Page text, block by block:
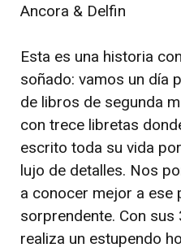
Ancora & Delfin
Esta es una historia
soñado: vamos un día
de libros de segunda
con trece libretas
escrito toda su vida
lujo de detalles. Nos
a conocer mejor a ese
sorprendente. Con
realiza un estupendo